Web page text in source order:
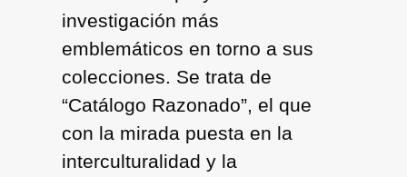
investigación más
emblemáticos en torno a sus
colecciones. Se trata de
“Catálogo Razonado”, el que
con la mirada puesta en la
interculturalidad y la